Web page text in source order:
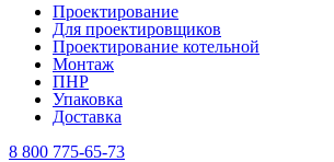
Проектирование
Для проектировщиков
Проектирование котельной
Монтаж
ПНР
Упаковка
Доставка
8 800 775-65-73